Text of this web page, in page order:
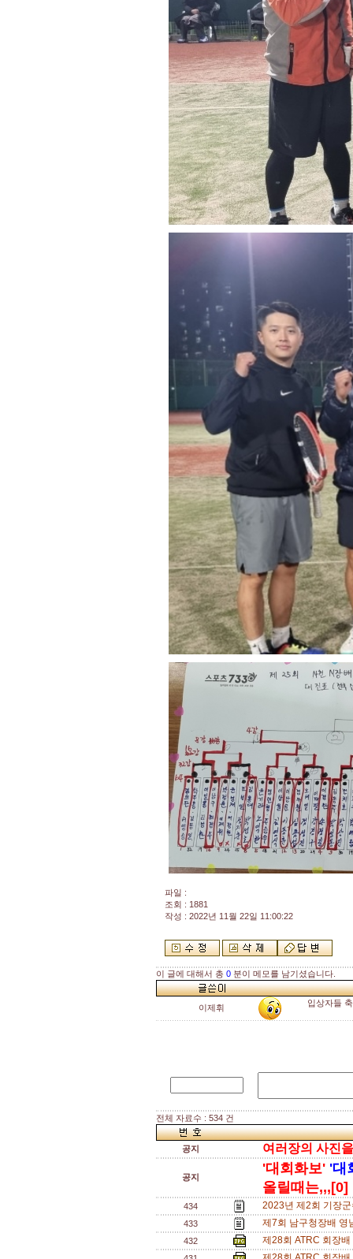
파일 :
조회 : 1881
작성 : 2022년 11월 22일 11:00:22
이 글에 대해서 총 0 분이 메모를 남기셨습니다.
이제휘 입상자들
전체 자료수 : 534 건
공지 여러장의 사진
공지
'대회화보' '대
올릴때는,,,[0]
434 2023년 제2회 기장
433 제7회 남구청장배
432 제28회 ATRC 회장